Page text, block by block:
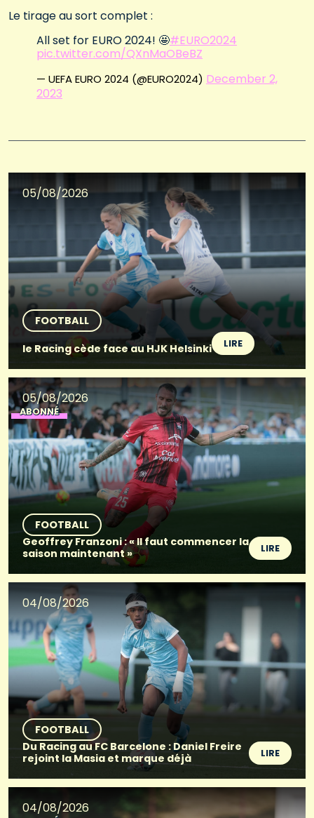
Le tirage au sort complet :
All set for EURO 2024! 🤩#EURO2024
pic.twitter.com/QXnMaOBeBZ
— UEFA EURO 2024 (@EURO2024) December 2,
2023
05/08/2026
FOOTBALL
le Racing cède face au HJK Helsinki
LIRE
05/08/2026
ABONNÉ
FOOTBALL
Geoffrey Franzoni : « Il faut commencer la
saison maintenant »
LIRE
04/08/2026
FOOTBALL
Du Racing au FC Barcelone : Daniel Freire
rejoint la Masia et marque déjà
LIRE
04/08/2026